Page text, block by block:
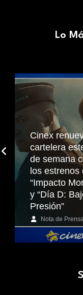
Lo
Cinex
cartelera
de semana
los estrenos
“Impacto
y “Día D:
Presión”
Nota de Prensa